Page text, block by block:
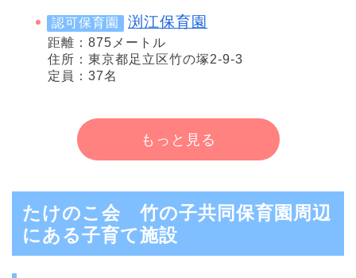
認可保育園 渕江保育園
距離：875メートル
住所：東京都足立区竹の塚2-9-3
定員：37名
もっと見る
たけのこ会 竹の子共同保育園周辺
にある子育て施設